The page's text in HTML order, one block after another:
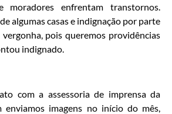
moradores enfrentam transtornos.
algumas casas e indignação por parte
pois queremos providências
indignado.
com a assessoria de imprensa da
enviamos imagens no início do mês,